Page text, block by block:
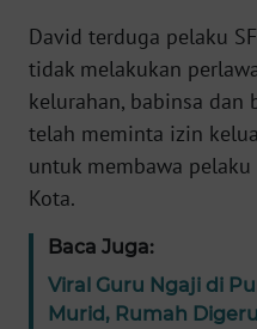
David terduga pelaku
tidak melakukan
kelurahan, babinsa
telah meminta izin
untuk membawa pelaku
Kota.
Baca Juga:
Viral Guru Ngaji di
Murid, Rumah
WN
JABAR
WN
BANTEN
WN
WN
KEPRI